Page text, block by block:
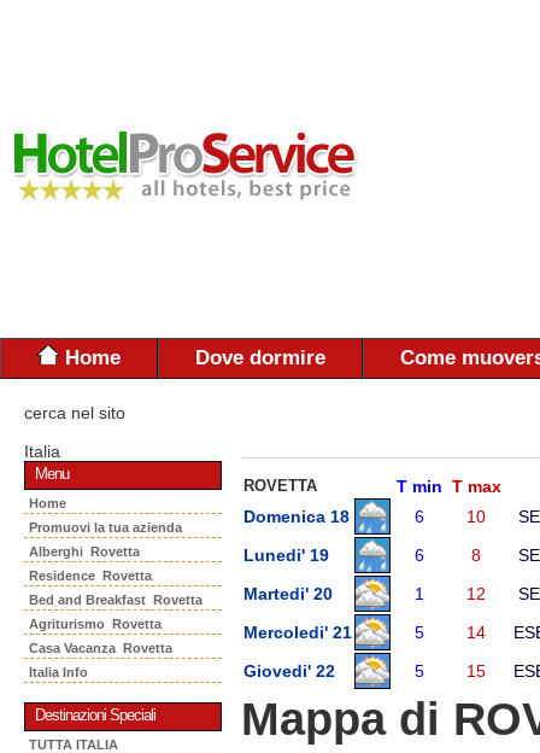
Home Dove dormire Come
cerca nel sito
Italia
Menu
Home
Promuovi la tua azienda
Alberghi Rovetta
Residence Rovetta
Bed and Breakfast Rovetta
Agriturismo Rovetta
Casa Vacanza Rovetta
Italia Info
Destinazioni Speciali
TUTTA ITALIA
ROVETTA T min T max
Domenica 18
6 10
SE
Lunedi' 19
6 8
SE
Martedi' 20
1 12
SE
Mercoledi' 21
5 14
Giovedi' 22
5 15
Mappa di